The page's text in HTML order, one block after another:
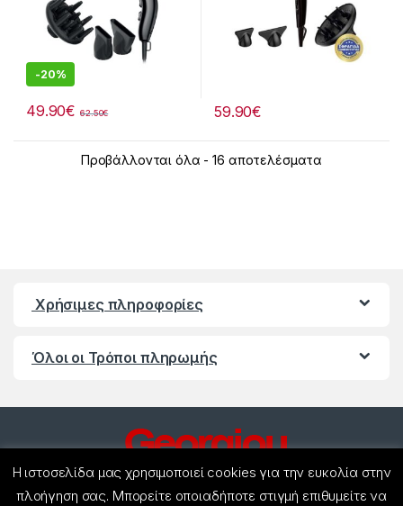
-20%
49.90€ 62.50€ 59.90€
Προβάλλονται όλα - 16 αποτελέσματα
Χρήσιμες πληροφορίες
Όλοι οι Τρόποι πληρωμής
Η ιστοσελίδα μας χρησιμοποιεί cookies για την ευκολία στην
πλοήγηση σας. Μπορείτε οποιαδήποτε στιγμή επιθυμείτε να